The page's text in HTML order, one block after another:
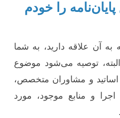
را خودم
آن علاقه دارید، به شما
توصیه می‌شود موضوع
اساتید و مشاوران متخصص،
اجرا و منابع موجود، مورد